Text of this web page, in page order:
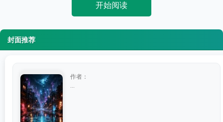
开始阅读
封面推荐
作者：